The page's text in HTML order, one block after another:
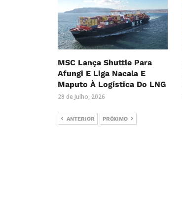
MSC Lança Shuttle Para
Afungi E Liga Nacala E
Maputo À Logística Do LNG
28 de Julho, 2026
ANTERIOR PRÓXIMO